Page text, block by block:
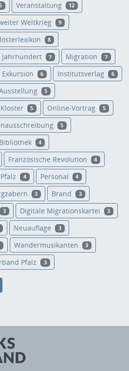
Veranstaltung 12
Weltkrieg 9
8
Jahrhundert 7 Migration 7
Exkursion 6 Institutsverlag 6
5
Kloster 5 Online-Vortrag 5
5
Bibliothek 4
Französische Revolution 4
4 Personal 4
3 Brand 3
3 Digitale Migrationskartei 3
Neuauflage 3
Wandermusikanten 3
Pfalz 3